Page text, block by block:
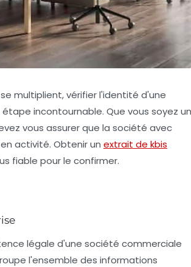
multiplient, vérifier l'identité d'une
incontournable. Que vous soyez un
vous assurer que la société avec
activité. Obtenir un extrait de kbis
fiable pour le confirmer.
légale d'une société commerciale
l'ensemble des informations